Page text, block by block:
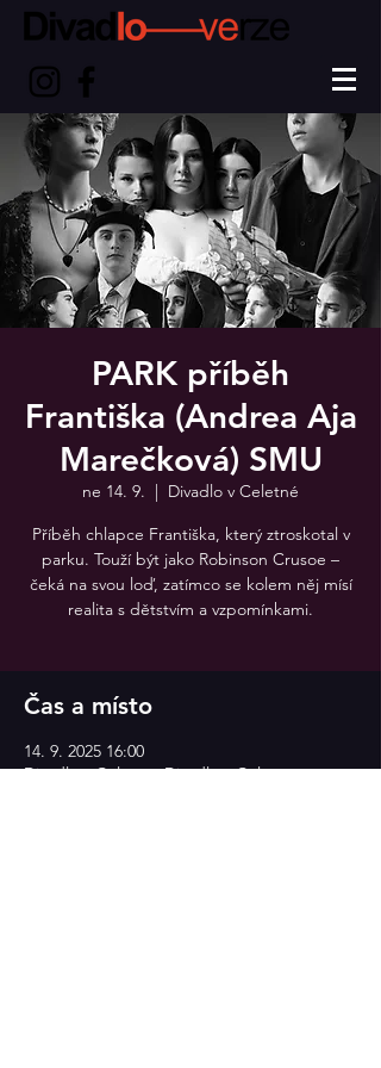
PARK příběh
Františka (Andrea Aja
Marečková) SMU
ne 14. 9.
  |
Divadlo v Celetné
Příběh chlapce Františka, který ztroskotal v
parku. Touží být jako Robinson Crusoe –
čeká na svou loď, zatímco se kolem něj mísí
realita s dětstvím a vzpomínkami.
Čas a místo
14. 9. 2025 16:00
Divadlo v Celetné, Divadlo v Celetné